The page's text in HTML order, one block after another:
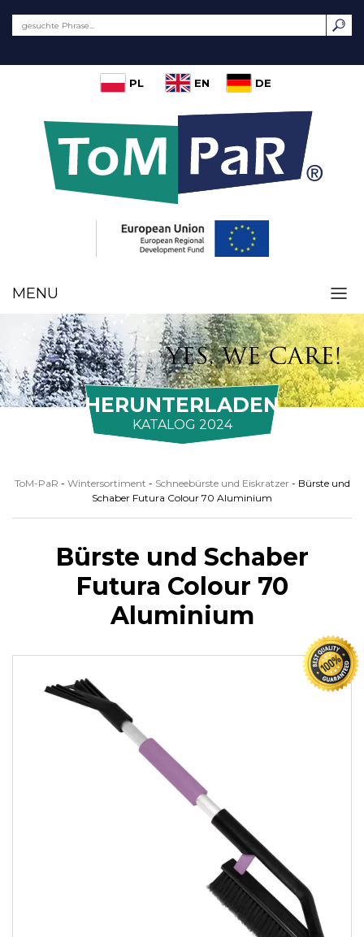
PL EN DE
MENU
HERUNTERLADEN
KATALOG 2024
ToM-PaR - Wintersortiment - Schneebürste und Eiskratzer - Bürste und
Schaber Futura Colour 70 Aluminium
Bürste und Schaber
Futura Colour 70
Aluminium